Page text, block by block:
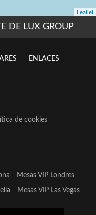
DE LUX GROUP
ENLACES
de cookies
Mesas VIP Londres
Mesas VIP Las Vegas